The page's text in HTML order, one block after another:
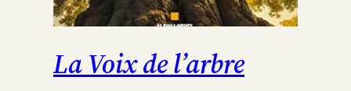
La Voix de l’arbre